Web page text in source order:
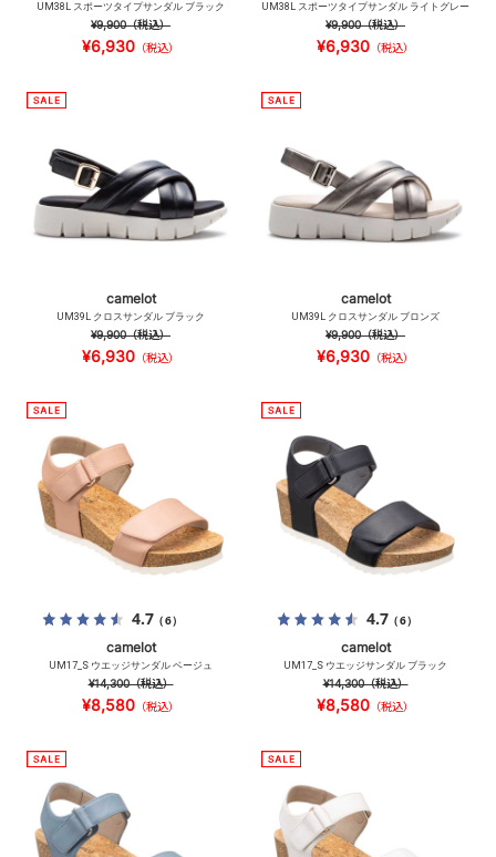
UM38L スポーツタイプサンダル ブラック
¥9,900（税込）
¥6,930 （税込）
UM38L スポーツタイプサンダル ライトグレー
¥9,900（税込）
¥6,930 （税込）
camelot
UM39L クロスサンダル ブラック
¥9,900（税込）
¥6,930 （税込）
camelot
UM39L クロスサンダル ブロンズ
¥9,900（税込）
¥6,930 （税込）
4.7（6）
camelot
UM17_S ウエッジサンダル ベージュ
¥14,300（税込）
¥8,580 （税込）
4.7（6）
camelot
UM17_S ウエッジサンダル ブラック
¥14,300（税込）
¥8,580 （税込）